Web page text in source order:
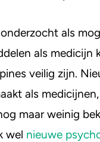
als
als medicijn
veilig zijn.
als
maar weinig
wel nieuwe